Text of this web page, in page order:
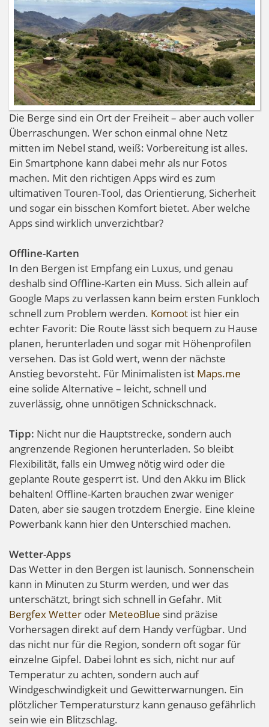
Die Berge sind ein Ort der Freiheit – aber auch voller
Überraschungen. Wer schon einmal ohne Netz
mitten im Nebel stand, weiß: Vorbereitung ist alles.
Ein Smartphone kann dabei mehr als nur Fotos
machen. Mit den richtigen Apps wird es zum
ultimativen Touren-Tool, das Orientierung, Sicherheit
und sogar ein bisschen Komfort bietet. Aber welche
Apps sind wirklich unverzichtbar?
Offline-Karten
In den Bergen ist Empfang ein Luxus, und genau
deshalb sind Offline-Karten ein Muss. Sich allein auf
Google Maps zu verlassen kann beim ersten Funkloch
schnell zum Problem werden. Komoot ist hier ein
echter Favorit: Die Route lässt sich bequem zu Hause
planen, herunterladen und sogar mit Höhenprofilen
versehen. Das ist Gold wert, wenn der nächste
Anstieg bevorsteht. Für Minimalisten ist Maps.me
eine solide Alternative – leicht, schnell und
zuverlässig, ohne unnötigen Schnickschnack.
Tipp: Nicht nur die Hauptstrecke, sondern auch
angrenzende Regionen herunterladen. So bleibt
Flexibilität, falls ein Umweg nötig wird oder die
geplante Route gesperrt ist. Und den Akku im Blick
behalten! Offline-Karten brauchen zwar weniger
Daten, aber sie saugen trotzdem Energie. Eine kleine
Powerbank kann hier den Unterschied machen.
Wetter-Apps
Das Wetter in den Bergen ist launisch. Sonnenschein
kann in Minuten zu Sturm werden, und wer das
unterschätzt, bringt sich schnell in Gefahr. Mit
Bergfex Wetter oder MeteoBlue sind präzise
Vorhersagen direkt auf dem Handy verfügbar. Und
das nicht nur für die Region, sondern oft sogar für
einzelne Gipfel. Dabei lohnt es sich, nicht nur auf
Temperatur zu achten, sondern auch auf
Windgeschwindigkeit und Gewitterwarnungen. Ein
plötzlicher Temperatursturz kann genauso gefährlich
sein wie ein Blitzschlag.